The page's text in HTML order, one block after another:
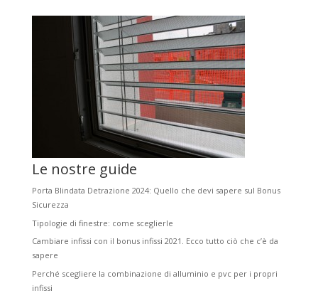
Le nostre guide
Porta Blindata Detrazione 2024: Quello che devi sapere sul Bonus
Sicurezza
Tipologie di finestre: come sceglierle
Cambiare infissi con il bonus infissi 2021. Ecco tutto ciò che c’è da
sapere
Perché scegliere la combinazione di alluminio e pvc per i propri
infissi